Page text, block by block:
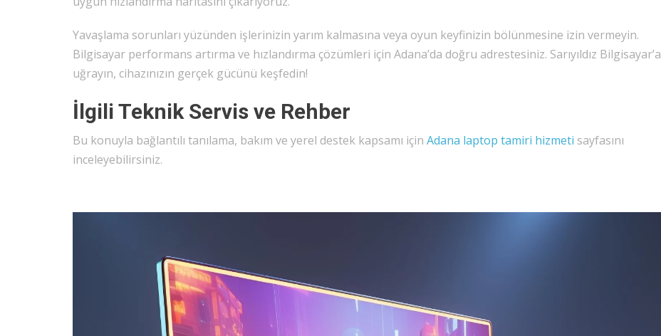
Yavaşlama sorunları yüzünden işlerinizin yarım kalmasına veya oyun keyfinizin bölünmesine izin vermeyin.
Bilgisayar performans artırma ve hızlandırma çözümleri için Adana’da doğru adrestesiniz. Sarıyıldız Bilgisayar’a
uğrayın, cihazınızın gerçek gücünü keşfedin!
İlgili Teknik Servis ve Rehber
Bu konuyla bağlantılı tanılama, bakım ve yerel destek kapsamı için Adana laptop tamiri hizmeti sayfasını
inceleyebilirsiniz.